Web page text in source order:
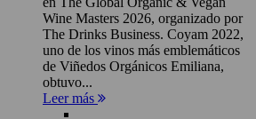
Wine Masters 2026, organizado por
The Drinks Business. Coyam 2022,
uno de los vinos más emblemáticos
de Viñedos Orgánicos Emiliana,
obtuvo...
Leer más